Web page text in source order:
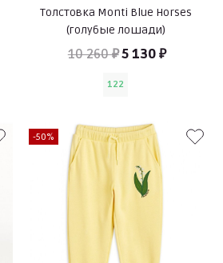
Толстовка Monti Blue Horses
(голубые лошади)
10 260 ₽5 130 ₽
122
-50%